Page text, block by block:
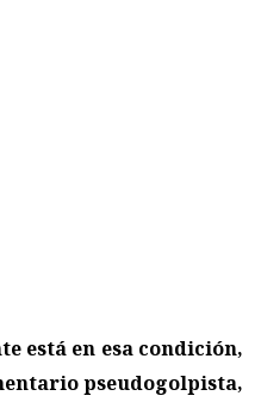
está en esa condición,
pseudogolpista,